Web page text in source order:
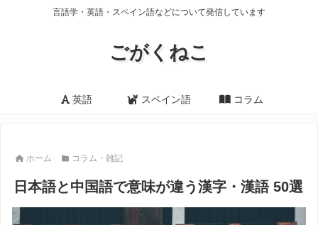
言語学・英語・スペイン語などについて発信しています
ごがくねこ
英語 スペイン語 コラム
ホーム コラム・雑記
日本語と中国語で意味が違う漢字・漢語 50選